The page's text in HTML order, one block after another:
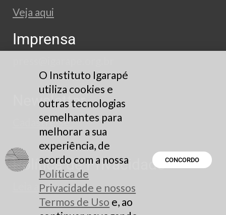
Veja aqui
Imprensa
Newsletter
Cadastre-se
Política de Privacidade
Leia aqui
O Instituto Igarapé
utiliza cookies e
outras tecnologias
semelhantes para
melhorar a sua
experiência, de
acordo com a nossa
Política de
Privacidade e nossos
Termos de Uso e, ao
CONCORDO